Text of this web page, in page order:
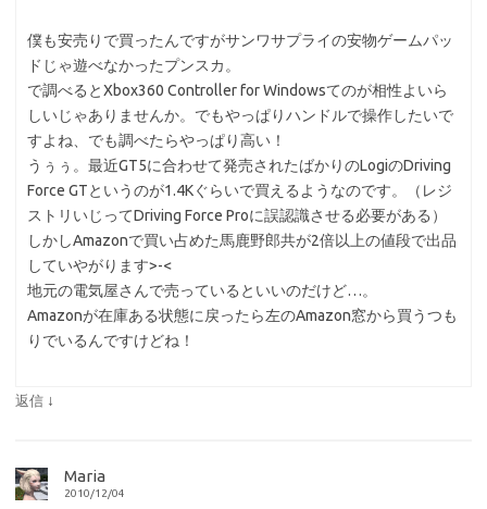
僕も安売りで買ったんですがサンワサプライの安物ゲームパッ
ドじゃ遊べなかったプンスカ。
で調べるとXbox360 Controller for Windowsてのが相性よいら
しいじゃありませんか。でもやっぱりハンドルで操作したいで
すよね、でも調べたらやっぱり高い！
うぅぅ。最近GT5に合わせて発売されたばかりのLogiのDriving
Force GTというのが1.4Kぐらいで買えるようなのです。（レジ
ストリいじってDriving Force Proに誤認識させる必要がある）
しかしAmazonで買い占めた馬鹿野郎共が2倍以上の値段で出品
していやがります>-<
地元の電気屋さんで売っているといいのだけど…。
Amazonが在庫ある状態に戻ったら左のAmazon窓から買うつも
りでいるんですけどね！
返信 ↓
Maria
2010/12/04